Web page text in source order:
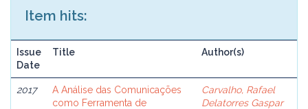
Item hits:
Issue
Date
Title Author(s)
2017
A Análise das Comunicações
como Ferramenta de
Carvalho, Rafael
Delatorres Gaspar